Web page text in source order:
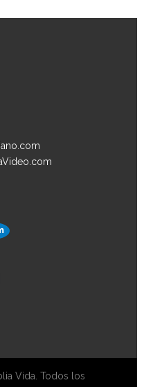
Vida. Todos los